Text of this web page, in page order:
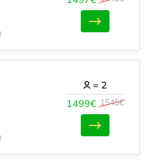
1499€ 1545€
= 2